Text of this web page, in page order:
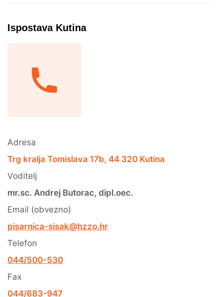
Ispostava Kutina
Adresa
Trg kralja Tomislava 17b, 44 320 Kutina
Voditelj
mr.sc. Andrej Butorac, dipl.oec.
Email (obvezno)
pisarnica-sisak@hzzo.hr
Telefon
044/500-530
Fax
044/683-947